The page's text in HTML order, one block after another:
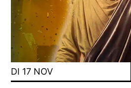
DI 17 NOV